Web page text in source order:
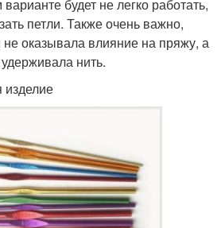
будет не легко работать,
петли. Также очень важно,
оказывала влияние на пряжу, а
нить.
изделие